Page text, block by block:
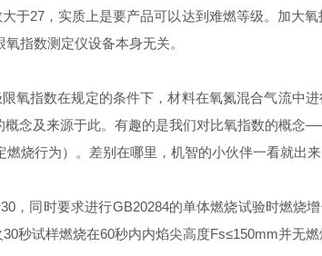
27，实质上是要产品可以达到难燃等级。加大
指数测定仪设备本身无关。
氧指数在规定的条件下，材料在氧氮混合气流中
概念及来源于此。有趣的是我们对比氧指数的概
烧行为）。差别在哪里，机智的小伙伴一看就出
，同时要求进行GB20284的单体燃烧试验时燃烧
秒试样燃烧在60秒内内焰尖高度Fs≤150mm并无